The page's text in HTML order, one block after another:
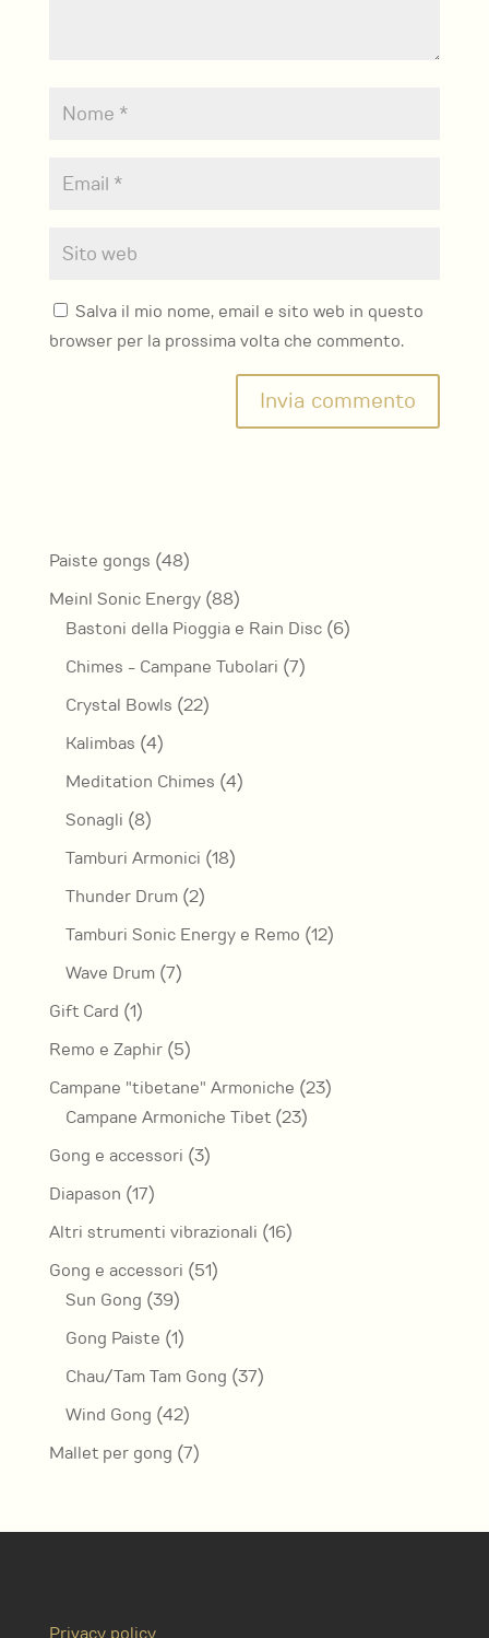
Salva il mio nome, email e sito web in questo
browser per la prossima volta che commento.
Paiste gongs 4848
prodotti
Meinl Sonic Energy 8888
prodotti
Bastoni della Pioggia e Rain Disc 66
Chimes - Campane Tubolari 77
Crystal Bowls 2222
Kalimbas 44
prodotti
Meditation Chimes 44
Sonagli 88
prodotti
Tamburi Armonici 1818
Thunder Drum 22
prodotti
Tamburi Sonic Energy e Remo 1212
Wave Drum 77
Gift Card 11
prodotto
Remo e Zaphir 55
prodotti
Campane "tibetane" Armoniche 2323
Campane Armoniche Tibet 2323
Gong e accessori 33
Diapason 1717
prodotti
Altri strumenti vibrazionali 1616
Gong e accessori 5151
Sun Gong 3939
prodotti
Gong Paiste 11
prodotto
Chau/Tam Tam Gong 3737
Wind Gong 4242
prodotti
Mallet per gong 77